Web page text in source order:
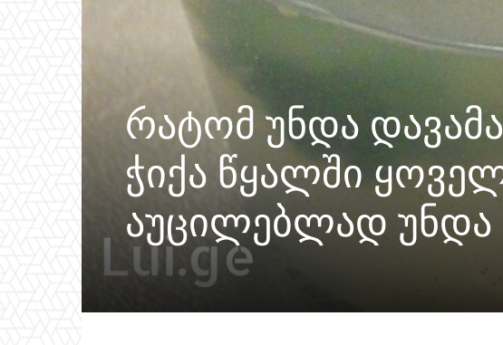
რატომ უნდა
ჭიქა წყალში
აუცილებლად